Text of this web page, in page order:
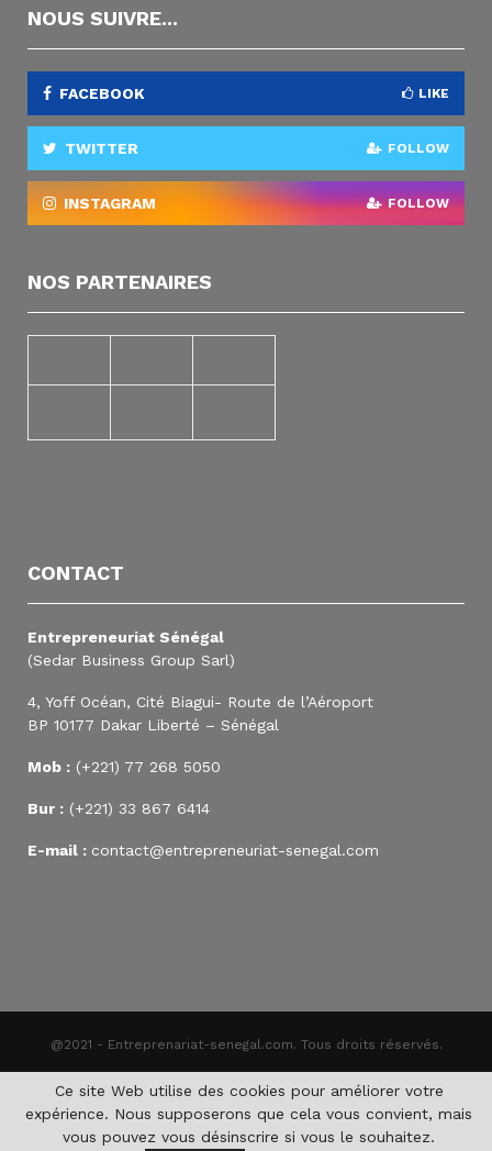
NOUS SUIVRE...
FACEBOOK LIKE
TWITTER FOLLOW
INSTAGRAM FOLLOW
NOS PARTENAIRES
CONTACT
Entrepreneuriat Sénégal
(Sedar Business Group Sarl)
4, Yoff Océan, Cité Biagui- Route de l’Aéroport
BP 10177 Dakar Liberté – Sénégal
Mob : (+221) 77 268 5050
Bur : (+221) 33 867 6414
E-mail : contact@entrepreneuriat-senegal.com
@2021 - Entreprenariat-senegal.com. Tous droits réservés.
Ce site Web utilise des cookies pour améliorer votre
expérience. Nous supposerons que cela vous convient, mais
vous pouvez vous désinscrire si vous le souhaitez.